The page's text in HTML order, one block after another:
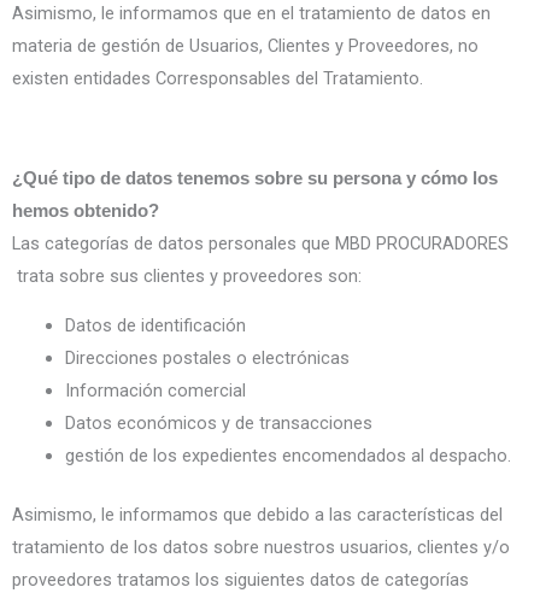
Asimismo, le informamos que en el tratamiento de datos en
materia de gestión de Usuarios, Clientes y Proveedores, no
existen entidades Corresponsables del Tratamiento.
¿Qué tipo de datos tenemos sobre su persona y cómo los
hemos obtenido?
Las categorías de datos personales que MBD PROCURADORES
trata sobre sus clientes y proveedores son:
Datos de identificación
Direcciones postales o electrónicas
Información comercial
Datos económicos y de transacciones
gestión de los expedientes encomendados al despacho.
Asimismo, le informamos que debido a las características del
tratamiento de los datos sobre nuestros usuarios, clientes y/o
proveedores tratamos los siguientes datos de categorías